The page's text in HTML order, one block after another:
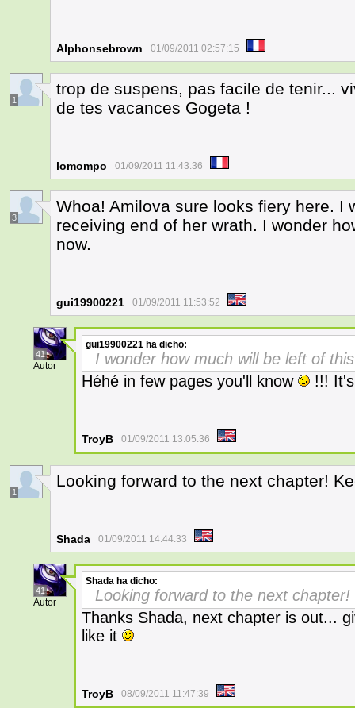
Alphonsebrown 01/09/2011 02:57:15
1
trop de suspens, pas facile de tenir...
de tes vacances Gogeta !
lomompo 01/09/2011 11:43:36
3
Whoa! Amilova sure looks fiery here. I
receiving end of her wrath. I wonder
now.
gui19900221 01/09/2011 11:53:52
41
Autor
gui19900221 ha dicho:
I wonder how much will be left of
Héhé in few pages you'll know
!!!
TroyB 01/09/2011 13:05:36
1
Looking forward to the next chapter!
Shada 01/09/2011 14:44:33
41
Autor
Shada ha dicho:
Looking forward to the next
Thanks Shada, next chapter is out...
like it
TroyB 08/09/2011 11:47:39